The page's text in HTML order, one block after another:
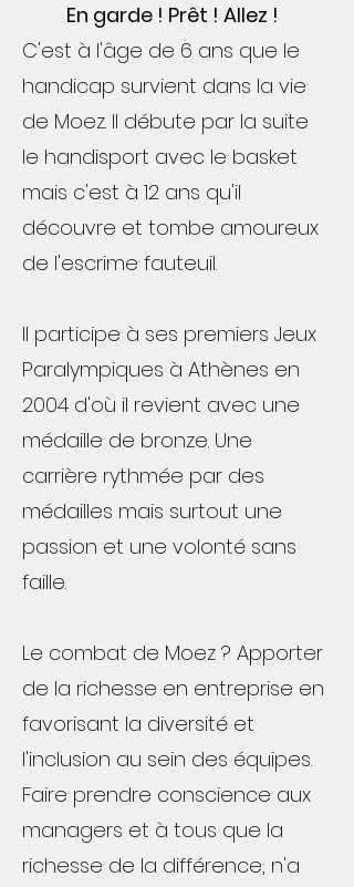
En garde ! Prêt ! Allez !
C'est à l'âge de 6 ans que le
handicap survient dans la vie
de Moez. Il débute par la suite
le handisport avec le basket
mais c'est à 12 ans qu'il
découvre et tombe amoureux
de l'escrime fauteuil.
Il participe à ses premiers Jeux
Paralympiques à Athènes en
2004 d'où il revient avec une
médaille de bronze. Une
carrière rythmée par des
médailles mais surtout une
passion et une volonté sans
faille.
Le combat de Moez ? Apporter
de la richesse en entreprise en
favorisant la diversité et
l'inclusion au sein des équipes.
Faire prendre conscience aux
managers et à tous que la
richesse de la différence, n'a